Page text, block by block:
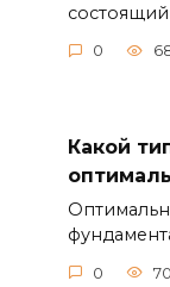
0
Какой
0